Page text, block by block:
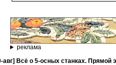
реклама
авг] Всё о 5-осных станках.